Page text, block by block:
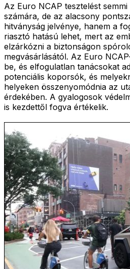
Az Euro NCAP tesztelést
számára, de az alacsony
hitványság jelvénye, hanem a
riasztó hatású lehet, mert az
elzárkózni a biztonságon
megvásárlásától. Az Euro
be, és elfogulatlan tanácsokat
potenciális koporsók, és
helyeken összenyomódnia az
érdekében. A gyalogosok
is kezdettől fogva értékelik.